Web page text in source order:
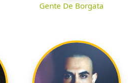
Gente De Borgata